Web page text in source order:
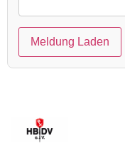
Meldung Laden